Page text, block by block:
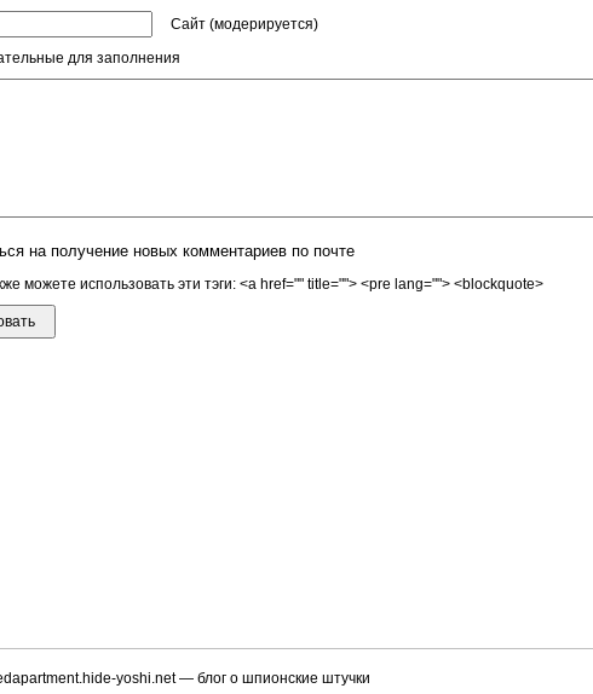
Сайт (модерируется)
для заполнения
на получение новых комментариев по почте
можете использовать эти тэги: <a href="" title=""> <pre lang=""> <blockquote>
yoshi.net— блог о шпионские штучки